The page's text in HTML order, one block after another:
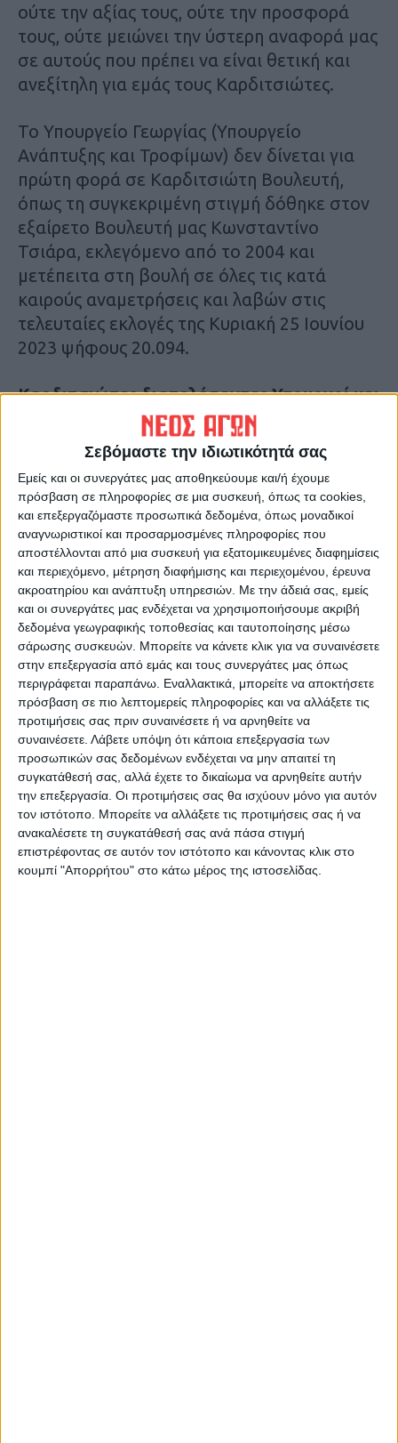
Σεβόμαστε την ιδιωτικότητά σας
Εμείς και οι συνεργάτες μας αποθηκεύουμε και/ή έχουμε
πρόσβαση σε πληροφορίες σε μια συσκευή, όπως τα cookies,
και επεξεργαζόμαστε προσωπικά δεδομένα, όπως μοναδικοί
αναγνωριστικοί και προσαρμοσμένες πληροφορίες που
αποστέλλονται από μια συσκευή για εξατομικευμένες διαφημίσεις
και περιεχόμενο, μέτρηση διαφήμισης και περιεχομένου, έρευνα
ακροατηρίου και ανάπτυξη υπηρεσιών. Με την άδειά σας, εμείς
και οι συνεργάτες μας ενδέχεται να χρησιμοποιήσουμε ακριβή
δεδομένα γεωγραφικής τοποθεσίας και ταυτοποίησης μέσω
σάρωσης συσκευών. Μπορείτε να κάνετε κλικ για να συναινέσετε
στην επεξεργασία από εμάς και τους συνεργάτες μας όπως
περιγράφεται παραπάνω. Εναλλακτικά, μπορείτε να αποκτήσετε
πρόσβαση σε πιο λεπτομερείς πληροφορίες και να αλλάξετε τις
προτιμήσεις σας πριν συναινέσετε ή να αρνηθείτε να
συναινέσετε. Λάβετε υπόψη ότι κάποια επεξεργασία των
προσωπικών σας δεδομένων ενδέχεται να μην απαιτεί τη
συγκατάθεσή σας, αλλά έχετε το δικαίωμα να αρνηθείτε αυτήν
την επεξεργασία. Οι προτιμήσεις σας θα ισχύουν μόνο για αυτόν
τον ιστότοπο. Μπορείτε να αλλάξετε τις προτιμήσεις σας ή να
ανακαλέσετε τη συγκατάθεσή σας ανά πάσα στιγμή
επιστρέφοντας σε αυτόν τον ιστότοπο και κάνοντας κλικ στο
κουμπί "Απορρήτου" στο κάτω μέρος της ιστοσελίδας.
ούτε την αξίας τους, ούτε την προσφορά
τους, ούτε μειώνει την ύστερη αναφορά μας
σε αυτούς που πρέπει να είναι θετική και
ανεξίτηλη για εμάς τους Καρδιτσιώτες.
Το Υπουργείο Γεωργίας (Υπουργείο
Ανάπτυξης και Τροφίμων) δεν δίνεται για
πρώτη φορά σε Καρδιτσιώτη Βουλευτή,
όπως τη συγκεκριμένη στιγμή δόθηκε στον
εξαίρετο Βουλευτή μας Κωνσταντίνο
Τσιάρα, εκλεγόμενο από το 2004 και
μετέπειτα στη βουλή σε όλες τις κατά
καιρούς αναμετρήσεις και λαβών στις
τελευταίες εκλογές της Κυριακή 25 Ιουνίου
2023 ψήφους 20.094.
Καρδιτσιώτες διατελέσαντες Υπουργοί και
Υφυπουργοί Γεωργίας :1) Κωνσταντίνος
Τερτίπης. Διετέλεσε Υπουργός Γεωργίας
στην Κυβέρνηση του Δημητρίου Γούναρη
(26-3-1921 έως 2-3-1922).2) Γεώργιος
Σίδερης. Υπουργός Γεωργίας στην
Κυβέρνηση του Στυλιανού Γονατά (14-11-
1922 έως 11-1-1924).3) Κωνσταντίνος
Σταμούλης. Υπουργός Γεωργίας και
Προσωρινής Υγιεινής στην Κυβέρνηση του
Θεόδωρου Πάγκαλου (26-6-1925 έως 19-7-
1926).4) Χρήστος Αλλαμανής. Υπουργός
Γεωργίας στην Κυβέρνηση του Αλεξάνδρου
Ζαΐμη (8-2-1928 έως 4-7-1928). Προέκυψε
Υπουργός στις 4 Ιουνίου 1928, έπειτα από
την παραίτηση του Γ. Εξηντάρη στις 31-5-
1928.5) Απόστολος Αλεξανδρής.Υπουργός
Γεωργίας στην Κυβέρνηση Ελευθερίου
Βενιζέλου (16-12-1929 έως 26-5-1932).
Προέκυψε Υπουργός στις 22 Δεκεμβρίου
1930, έπειτα από την παραίτηση του